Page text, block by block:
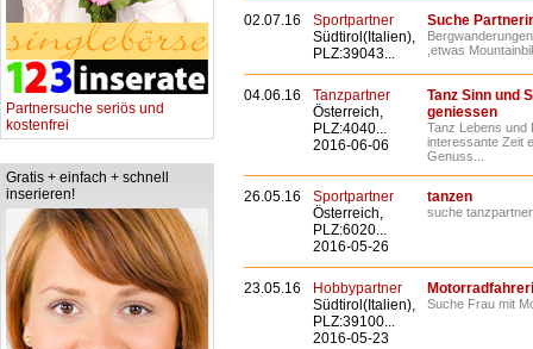
Partnersuche seriös und
kostenfrei
Gratis + einfach + schnell
inserieren!
02.07.16
Sportpartner
Südtirol(Italien),
PLZ:39043...
Suche
,etwas
04.06.16
Tanzpartner
Österreich,
PLZ:4040...
2016-06-06
Tanz Sinn und
geniessen
Tanz Lebens und
interessante Zeit
Genuss...
26.05.16
Sportpartner
Österreich,
PLZ:6020...
2016-05-26
tanzen
suche
23.05.16
Hobbypartner
Südtirol(Italien),
PLZ:39100...
2016-05-23
Suche Frau mit